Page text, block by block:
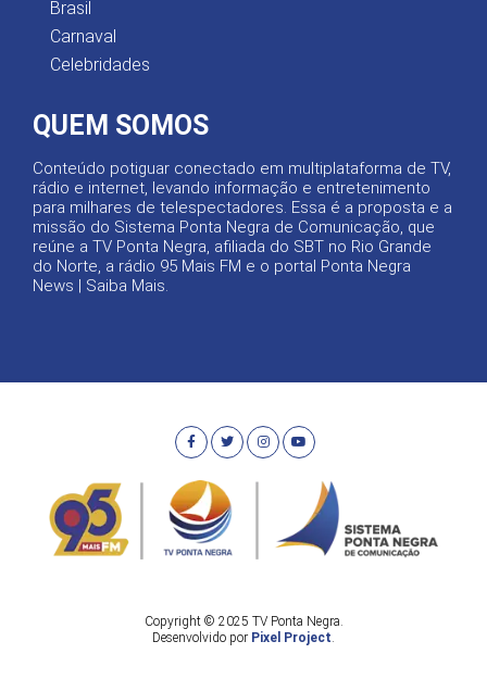
Brasil
Carnaval
Celebridades
QUEM SOMOS
Conteúdo potiguar conectado em multiplataforma de TV,
rádio e internet, levando informação e entretenimento
para milhares de telespectadores. Essa é a proposta e a
missão do Sistema Ponta Negra de Comunicação, que
reúne a TV Ponta Negra, afiliada do SBT no Rio Grande
do Norte, a rádio 95 Mais FM e o portal Ponta Negra
News | Saiba Mais.
Copyright © 2025 TV Ponta Negra.
Desenvolvido por Pixel Project.